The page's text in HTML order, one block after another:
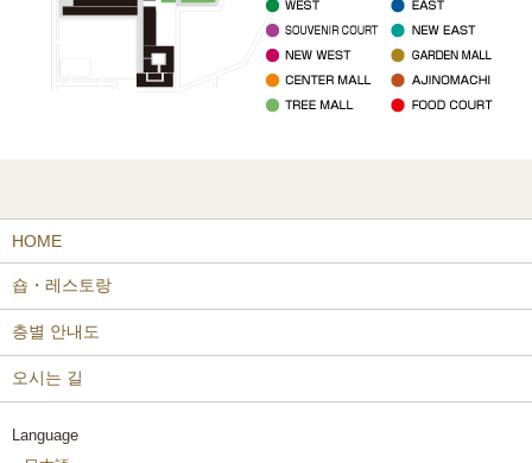
HOME
숍・레스토랑
층별 안내도
오시는 길
Language